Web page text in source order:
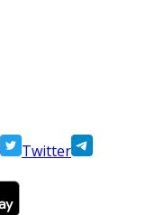
Twitter